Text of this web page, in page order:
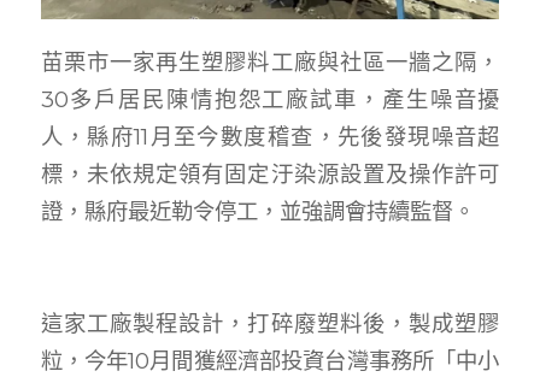
苗栗市一家再生塑膠料工廠與社區一牆之隔，
30多戶居民陳情抱怨工廠試車，產生噪音擾
人，縣府11月至今數度稽查，先後發現噪音超
標，未依規定領有固定汙染源設置及操作許可
證，縣府最近勒令停工，並強調會持續監督。
這家工廠製程設計，打碎廢塑料後，製成塑膠
粒，今年10月間獲經濟部投資台灣事務所「中小